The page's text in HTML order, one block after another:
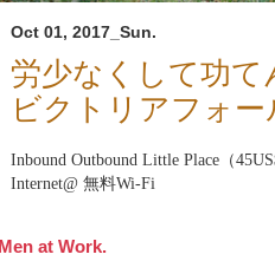
Oct 01, 2017_Sun.
労少なくして功て
ビクトリアフォ
Inbound Outbound Little Place（
Internet@ 無料Wi-Fi
Men at Work.